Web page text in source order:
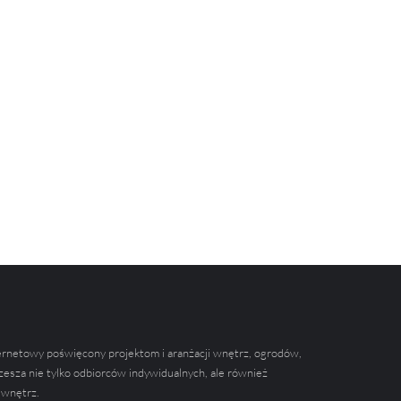
poświęcony projektom i aranżacji wnętrz, ogrodów,
nie tylko odbiorców indywidualnych, ale również